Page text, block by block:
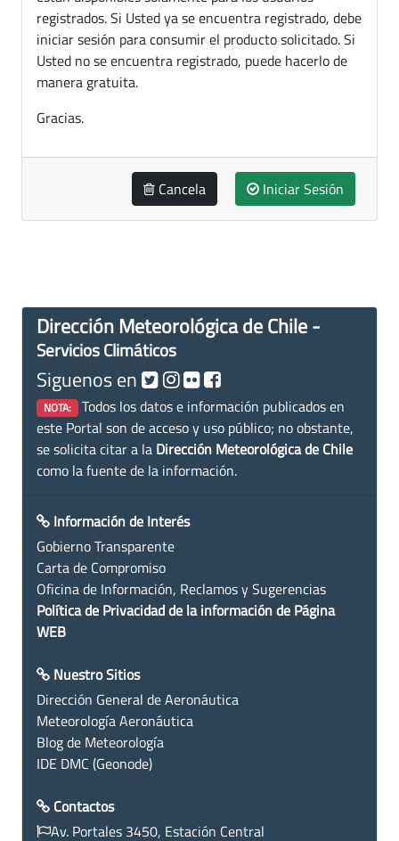
registrados. Si Usted ya se encuentra registrado, debe
iniciar sesión para consumir el producto solicitado. Si
Usted no se encuentra registrado, puede hacerlo de
manera gratuita.
Gracias.
Cancela Iniciar Sesión
Dirección Meteorológica de Chile -
Servicios Climáticos
Siguenos en
NOTA: Todos los datos e información publicados en
este Portal son de acceso y uso público; no obstante,
se solicita citar a la Dirección Meteorológica de Chile
como la fuente de la información.
Información de Interés
Gobierno Transparente
Carta de Compromiso
Oficina de Información, Reclamos y Sugerencias
Política de Privacidad de la información de Página
WEB
Nuestro Sitios
Dirección General de Aeronáutica
Meteorología Aeronáutica
Blog de Meteorología
IDE DMC (Geonode)
Contactos
Av. Portales 3450, Estación Central